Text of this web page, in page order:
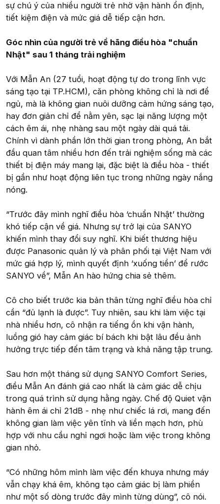
sự chú ý của nhiều người trẻ nhờ vận hành ổn định,
tiết kiệm điện và mức giá dễ tiếp cận hơn.
Góc nhìn của người trẻ về hãng điều hòa "chuẩn
Nhật" sau 1 tháng trải nghiệm
Với Mẫn An (27 tuổi, hoạt động tự do trong lĩnh vực
sáng tạo tại TP.HCM), căn phòng không chỉ là nơi để
ngủ, mà là không gian nuôi dưỡng cảm hứng sáng tạo,
hay đơn giản chỉ để nằm yên, sạc lại năng lượng một
cách êm ái, nhẹ nhàng sau một ngày dài quá tải.
Chính vì dành phần lớn thời gian trong phòng, An bắt
đầu quan tâm nhiều hơn đến trải nghiệm sống mà các
thiết bị điện máy mang lại, đặc biệt là điều hòa - thiết
bị gần như hoạt động liên tục trong những ngày nắng
nóng.
“Trước đây mình nghĩ điều hòa ‘chuẩn Nhật’ thường
khó tiếp cận về giá. Nhưng sự trở lại của SANYO
khiến mình thay đổi suy nghĩ. Khi biết thương hiệu
được Panasonic quản lý và phân phối tại Việt Nam với
mức giá hợp lý, mình quyết định ‘xuống tiền’ để rước
SANYO về”, Mẫn An hào hứng chia sẻ thêm.
Cô cho biết trước kia bản thân từng nghĩ điều hòa chỉ
cần “đủ lạnh là được”. Tuy nhiên, sau khi làm việc tại
nhà nhiều hơn, cô nhận ra tiếng ồn khi vận hành,
luồng gió hay cảm giác bí bách khi bật lâu đều ảnh
hưởng trực tiếp đến tâm trạng và khả năng tập trung.
Sau hơn một tháng sử dụng SANYO Comfort Series,
điều Mẫn An đánh giá cao nhất là cảm giác dễ chịu
trong quá trình sử dụng hằng ngày. Chế độ Quiet vận
hành êm ái chỉ 21dB - nhẹ như chiếc lá rơi, mang đến
không gian làm việc yên tĩnh và liền mạch hơn, phù
hợp với nhu cầu nghỉ ngơi hoặc làm việc trong không
gian nhỏ.
“Có những hôm mình làm việc đến khuya nhưng máy
vẫn chạy khá êm, không tạo cảm giác bị làm phiền
như một số dòng trước đây mình từng dùng”, cô nói.